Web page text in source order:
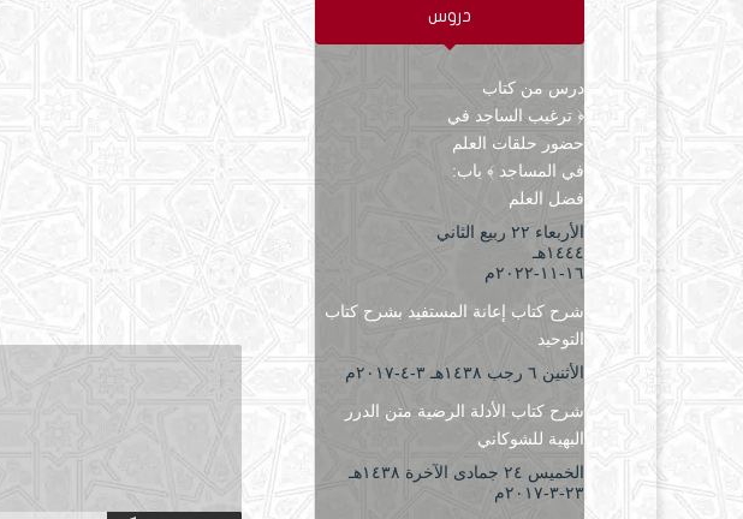
دروس
درس من كتاب
﴿ ترغيب الساجد في
حضور حلقات العلم
في المساجد ﴾ باب:
فضل العلم
الأربعاء ۲۲ ربيع الثاني
۱٤٤٤هـ
۱٦-۱۱-۲۰۲۲م
شرح كتاب إعانة المستفيد بشرح كتاب
التوحيد
الأثنين ٦ رجب ۱٤۳۸هـ ۳-٤-۲۰۱۷م
شرح كتاب الأدلة الرضية متن الدرر
البهية للشوكاني
الخميس ۲٤ جمادى الآخرة ۱٤۳۸هـ
۲۳-۳-۲۰۱۷م